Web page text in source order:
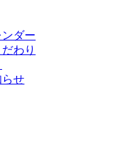
ダー
わり
せ